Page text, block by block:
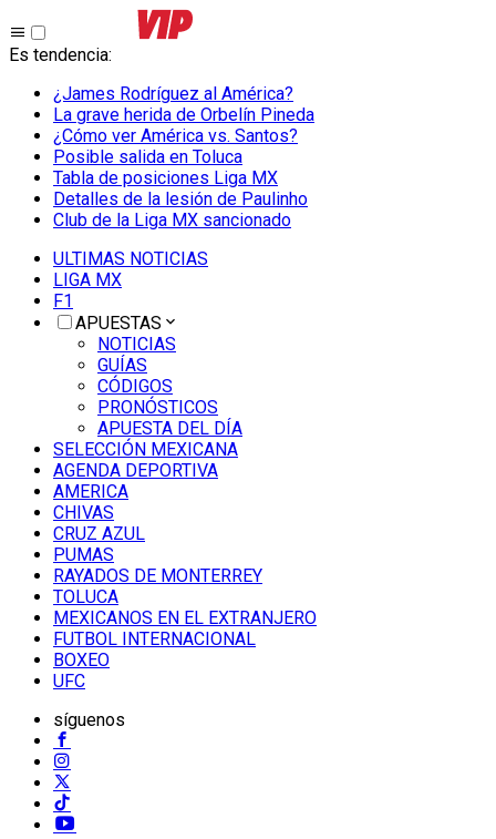
Es tendencia:
¿James Rodríguez al América?
La grave herida de Orbelín Pineda
¿Cómo ver América vs. Santos?
Posible salida en Toluca
Tabla de posiciones Liga MX
Detalles de la lesión de Paulinho
Club de la Liga MX sancionado
ULTIMAS NOTICIAS
LIGA MX
F1
APUESTAS
NOTICIAS
GUÍAS
CÓDIGOS
PRONÓSTICOS
APUESTA DEL DÍA
SELECCIÓN MEXICANA
AGENDA DEPORTIVA
AMERICA
CHIVAS
CRUZ AZUL
PUMAS
RAYADOS DE MONTERREY
TOLUCA
MEXICANOS EN EL EXTRANJERO
FUTBOL INTERNACIONAL
BOXEO
UFC
síguenos